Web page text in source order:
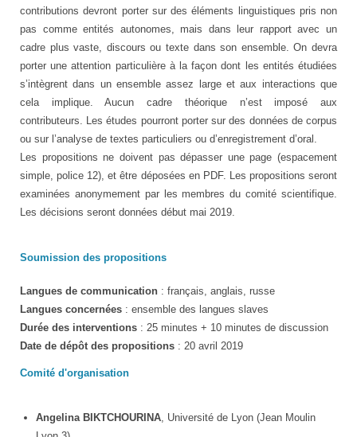
contributions devront porter sur des éléments linguistiques pris non
pas comme entités autonomes, mais dans leur rapport avec un
cadre plus vaste, discours ou texte dans son ensemble. On devra
porter une attention particulière à la façon dont les entités étudiées
s’intègrent dans un ensemble assez large et aux interactions que
cela implique. Aucun cadre théorique n’est imposé aux
contributeurs. Les études pourront porter sur des données de corpus
ou sur l’analyse de textes particuliers ou d’enregistrement d’oral.
Les propositions ne doivent pas dépasser une page (espacement
simple, police 12), et être déposées en PDF. Les propositions seront
examinées anonymement par les membres du comité scientifique.
Les décisions seront données début mai 2019.
Soumission des propositions
Langues de communication : français, anglais, russe
Langues concernées : ensemble des langues slaves
Durée des interventions : 25 minutes + 10 minutes de discussion
Date de dépôt des propositions : 20 avril 2019
Comité d'organisation
Angelina BIKTCHOURINA, Université de Lyon (Jean Moulin